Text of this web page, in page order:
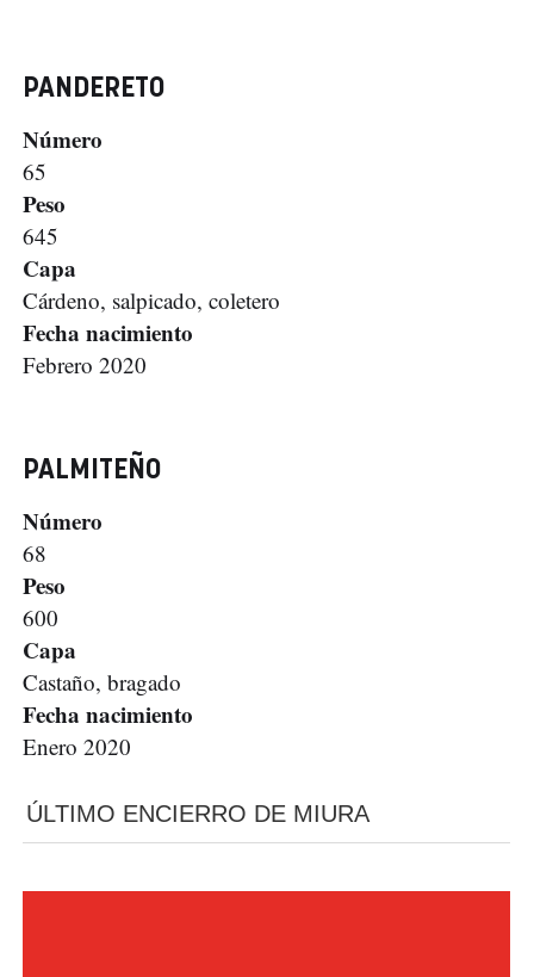
PANDERETO
Número
65
Peso
645
Capa
Cárdeno, salpicado, coletero
Fecha nacimiento
Febrero 2020
PALMITEÑO
Número
68
Peso
600
Capa
Castaño, bragado
Fecha nacimiento
Enero 2020
ÚLTIMO ENCIERRO DE MIURA